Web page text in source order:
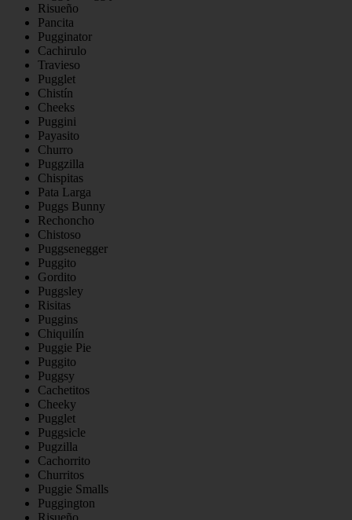
Risueño
Pancita
Pugginator
Cachirulo
Travieso
Pugglet
Chistín
Cheeks
Puggini
Payasito
Churro
Puggzilla
Chispitas
Pata Larga
Puggs Bunny
Rechoncho
Chistoso
Puggsenegger
Puggito
Gordito
Puggsley
Risitas
Puggins
Chiquilín
Puggie Pie
Puggito
Puggsy
Cachetitos
Cheeky
Pugglet
Puggsicle
Pugzilla
Cachorrito
Churritos
Puggie Smalls
Puggington